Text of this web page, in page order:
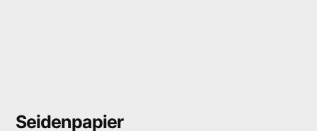
Seidenpapier